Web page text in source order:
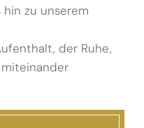
zu unserem
der Ruhe,